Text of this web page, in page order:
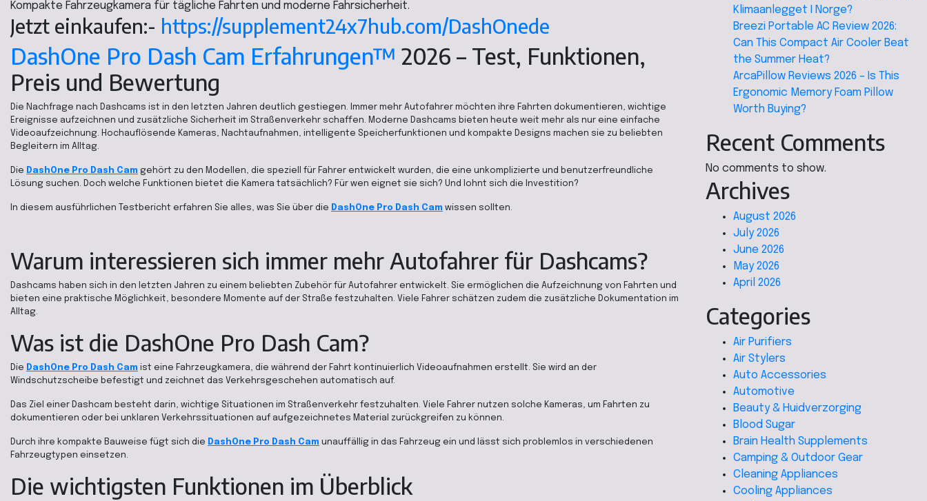
Kompakte Fahrzeugkamera für tägliche Fahrten und moderne Fahrsicherheit.
Jetzt einkaufen:- https://supplement24x7hub.com/DashOnede
DashOne Pro Dash Cam Erfahrungen™ 2026 – Test, Funktionen,
Preis und Bewertung
Die Nachfrage nach Dashcams ist in den letzten Jahren deutlich gestiegen. Immer mehr Autofahrer möchten ihre Fahrten dokumentieren, wichtige
Ereignisse aufzeichnen und zusätzliche Sicherheit im Straßenverkehr schaffen. Moderne Dashcams bieten heute weit mehr als nur eine einfache
Videoaufzeichnung. Hochauflösende Kameras, Nachtaufnahmen, intelligente Speicherfunktionen und kompakte Designs machen sie zu beliebten
Begleitern im Alltag.
Die DashOne Pro Dash Cam gehört zu den Modellen, die speziell für Fahrer entwickelt wurden, die eine unkomplizierte und benutzerfreundliche
Lösung suchen. Doch welche Funktionen bietet die Kamera tatsächlich? Für wen eignet sie sich? Und lohnt sich die Investition?
In diesem ausführlichen Testbericht erfahren Sie alles, was Sie über die DashOne Pro Dash Cam wissen sollten.
Warum interessieren sich immer mehr Autofahrer für Dashcams?
Dashcams haben sich in den letzten Jahren zu einem beliebten Zubehör für Autofahrer entwickelt. Sie ermöglichen die Aufzeichnung von Fahrten und
bieten eine praktische Möglichkeit, besondere Momente auf der Straße festzuhalten. Viele Fahrer schätzen zudem die zusätzliche Dokumentation im
Alltag.
Was ist die DashOne Pro Dash Cam?
Die DashOne Pro Dash Cam ist eine Fahrzeugkamera, die während der Fahrt kontinuierlich Videoaufnahmen erstellt. Sie wird an der
Windschutzscheibe befestigt und zeichnet das Verkehrsgeschehen automatisch auf.
Das Ziel einer Dashcam besteht darin, wichtige Situationen im Straßenverkehr festzuhalten. Viele Fahrer nutzen solche Kameras, um Fahrten zu
dokumentieren oder bei unklaren Verkehrssituationen auf aufgezeichnetes Material zurückgreifen zu können.
Durch ihre kompakte Bauweise fügt sich die DashOne Pro Dash Cam unauffällig in das Fahrzeug ein und lässt sich problemlos in verschiedenen
Fahrzeugtypen einsetzen.
Die wichtigsten Funktionen im Überblick
Klimaanlegget I Norge?
Breezi Portable AC Review 2026:
Can This Compact Air Cooler Beat
the Summer Heat?
ArcaPillow Reviews 2026 – Is This
Ergonomic Memory Foam Pillow
Worth Buying?
Recent Comments
No comments to show.
Archives
August 2026
July 2026
June 2026
May 2026
April 2026
Categories
Air Purifiers
Air Stylers
Auto Accessories
Automotive
Beauty & Huidverzorging
Blood Sugar
Brain Health Supplements
Camping & Outdoor Gear
Cleaning Appliances
Cooling Appliances